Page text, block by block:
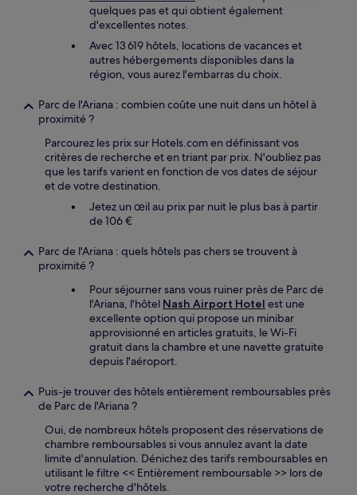
quelques pas et qui obtient également
d'excellentes notes.
Avec 13 619 hôtels, locations de vacances et
autres hébergements disponibles dans la
région, vous aurez l'embarras du choix.
Parc de l'Ariana : combien coûte une nuit dans un hôtel à
proximité ?
Parcourez les prix sur Hotels.com en définissant vos
critères de recherche et en triant par prix. N'oubliez pas
que les tarifs varient en fonction de vos dates de séjour
et de votre destination.
Jetez un œil au prix par nuit le plus bas à partir
de 106 €
Parc de l'Ariana : quels hôtels pas chers se trouvent à
proximité ?
Pour séjourner sans vous ruiner près de Parc de
l'Ariana, l'hôtel Nash Airport Hotel est une
excellente option qui propose un minibar
approvisionné en articles gratuits, le Wi-Fi
gratuit dans la chambre et une navette gratuite
depuis l'aéroport.
Puis-je trouver des hôtels entièrement remboursables près
de Parc de l'Ariana ?
Oui, de nombreux hôtels proposent des réservations de
chambre remboursables si vous annulez avant la date
limite d'annulation. Dénichez des tarifs remboursables en
utilisant le filtre << Entièrement remboursable >> lors de
votre recherche d'hôtels.